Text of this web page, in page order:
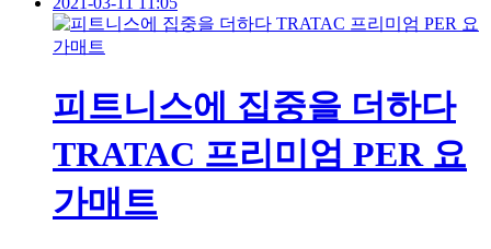
피트니스에 집중을 더하다
TRATAC 프리미엄 PER 요
가매트